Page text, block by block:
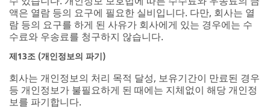
액은 열람 등의 요구에 필요한 실비입니다. 다만, 회사는 열
람 등의 요구를 하게 된 사유가 회사에게 있는 경우에는 수
수료와 우송료를 청구하지 않습니다.
제13조 (개인정보의 파기)
회사는 개인정보의 처리 목적 달성, 보유기간이 만료된 경우
등 개인정보가 불필요하게 된 때에는 지체없이 해당 개인정
보를 파기합니다.